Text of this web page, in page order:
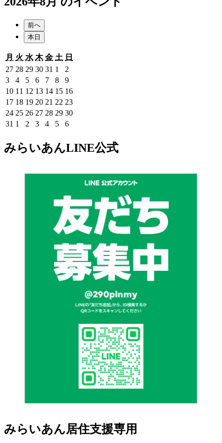
前へ
本日
月 月
曜
日
火 火
曜
日
水 水
曜
日
木木
曜
日
金金
曜
日
土 土
曜
日
日
272026
年
7
月
27
日
282026
年
7
月
28
日
292026
年
7
月
29
日
302026
年
7
月
30
日
31 2026
年
7
月
31
日
1
2026
年
8
月
1
日
2
年
8
月
2
日
32026
年
8
月
3
日
42026
年
8
月
4
日
52026
年
8
月
5
日
62026
年
8
月
6
日
72026
年
8
月
7
日
82026
年
8
月
8
日
92026
年
8
月
9
日
102026
年
8
月
10
11 2026
年
8
月
11
12 2026
年
8
月
12
132026
年
8
月
13
142026
年
8
月
14
152026
年
8
月
15
162026
8
172026
年
8
日
182026
年
8
日
192026
年
8
日
202026
年
日
21 2026
年
8
日
22 2026
年
8
日
232026
年
日
242026
年
月
24
252026
年
25
262026
年
26
272026
年
月
27
282026
年
月
28
292026
年
29
302026
30
31 2026
月
1
2026
9
月
2 2026
9
月
32026
月
42026
9
月
52026
9
月
62026
9
月
みらいあんLINE公式
みらいあん居住支援専用